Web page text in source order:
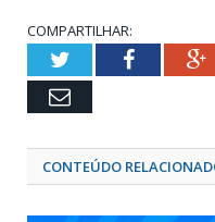
COMPARTILHAR:
TwitterFacebook
Email
CONTEÚDO